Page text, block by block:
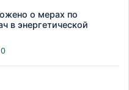
о мерах по
в энергетической
0